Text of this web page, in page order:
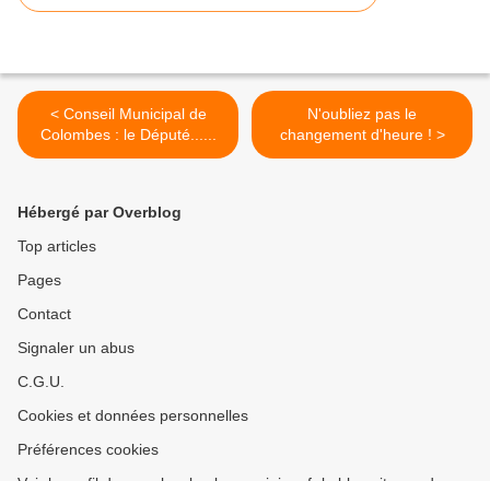
< Conseil Municipal de
Colombes : le Député......
N'oubliez pas le
changement d'heure ! >
Hébergé par Overblog
Top articles
Pages
Contact
Signaler un abus
C.G.U.
Cookies et données personnelles
Préférences cookies